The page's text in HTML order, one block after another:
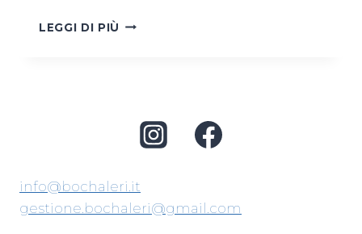
LEGGI DI PIÙ CORSO
VENEZIA
info@bochaleri.it
gestione.bochaleri@gmail.com